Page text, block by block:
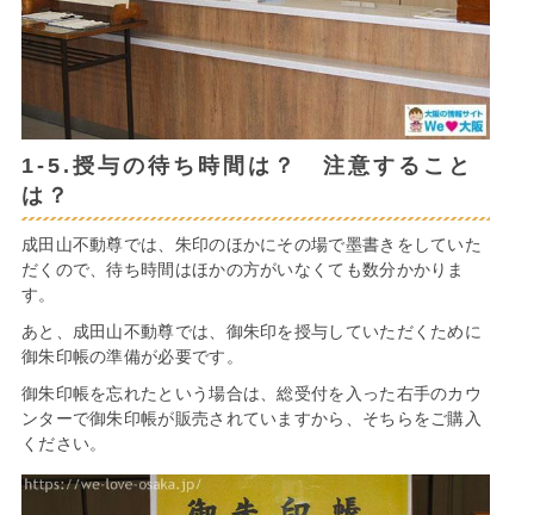
1-5.授与の待ち時間は？ 注意すること
は？
成田山不動尊では、朱印のほかにその場で墨書きをしていた
だくので、待ち時間はほかの方がいなくても数分かかりま
す。
あと、成田山不動尊では、御朱印を授与していただくために
御朱印帳の準備が必要です。
御朱印帳を忘れたという場合は、総受付を入った右手のカウ
ンターで御朱印帳が販売されていますから、そちらをご購入
ください。